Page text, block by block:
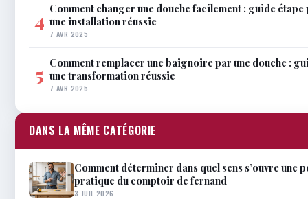
4 Comment changer une douche facilement : guide
une installation réussie
7 AVR 2025
5 Comment remplacer une baignoire par une douche :
une transformation réussie
7 AVR 2025
DANS LA MÊME CATÉGORIE
Comment déterminer dans quel sens s’ouvre une
pratique du comptoir de fernand
3 JUIL 2026